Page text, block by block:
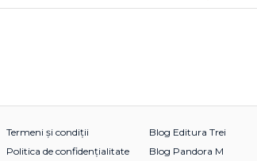
Termeni și condiții
Politica de confidențialitate
Blog Editura Trei
Blog Pandora M